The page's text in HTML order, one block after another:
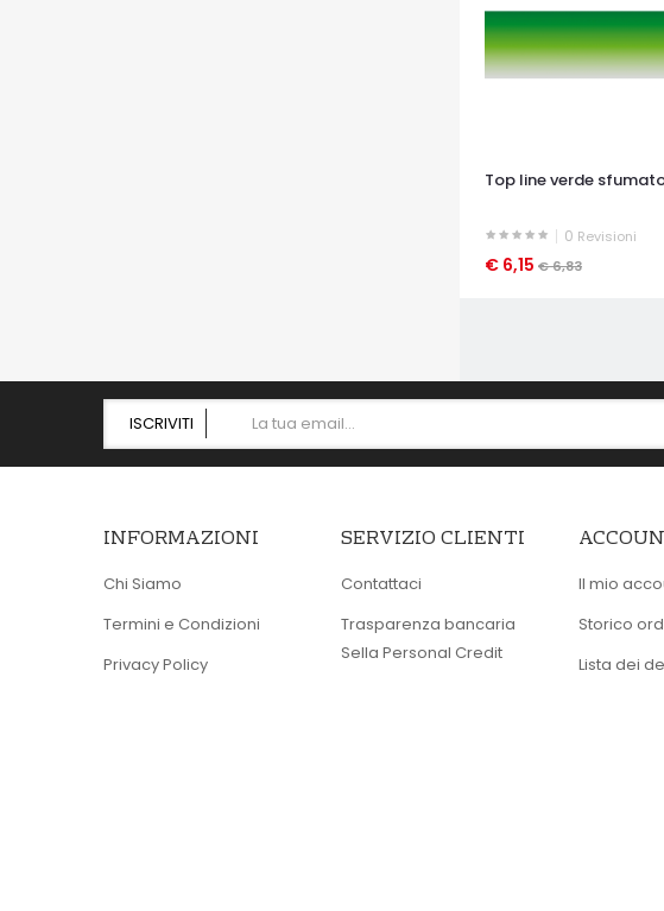
Top line verde
0 Revisioni
€ 6,15 € 6,83
ISCRIVITI
INFORMAZIONI
Chi Siamo
Termini e Condizioni
Privacy Policy
SERVIZIO CLIENTI
Contattaci
Trasparenza bancaria
Sella Personal Credit
Il mio
Storico
Lista dei